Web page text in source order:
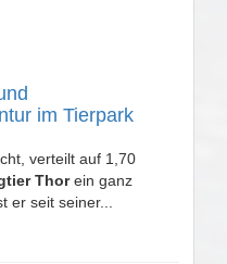
im Tierpark
verteilt auf 1,70
Thorein ganz
er seit seiner...